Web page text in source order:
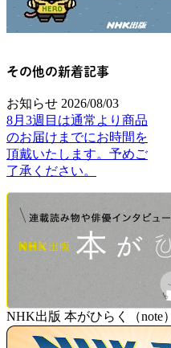
その他の新着記事
お知らせ 2026/08/03
8月3週目は通常より商品
のお届けまでにお時間を
頂戴いたします。予めご
了承ください。
NHK出版 本がひらく（note）